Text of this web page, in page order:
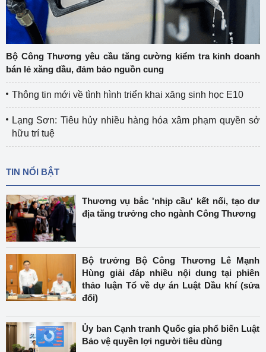
Bộ Công Thương yêu cầu tăng cường kiểm tra kinh doanh
bán lẻ xăng dầu, đảm bảo nguồn cung
Thông tin mới về tình hình triển khai xăng sinh học E10
Lạng Sơn: Tiêu hủy nhiều hàng hóa xâm phạm quyền sở
hữu trí tuệ
TIN NỔI BẬT
Thương vụ bắc 'nhịp cầu' kết nối, tạo dư
địa tăng trưởng cho ngành Công Thương
Bộ trưởng Bộ Công Thương Lê Mạnh
Hùng giải đáp nhiều nội dung tại phiên
thảo luận Tổ về dự án Luật Dầu khí (sửa
đổi)
Ủy ban Cạnh tranh Quốc gia phổ biến Luật
Bảo vệ quyền lợi người tiêu dùng